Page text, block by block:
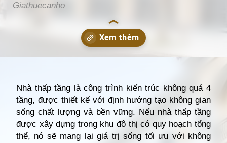
Giathuecanho
Nhà thấp tầng là công trình kiến trúc không quá 4
tầng, được thiết kế với định hướng tạo không gian
sống chất lượng và bền vững. Nếu nhà thấp tầng
được xây dựng trong khu đô thị có quy hoạch tổng
thể, nó sẽ mang lại giá trị sống tối ưu với không